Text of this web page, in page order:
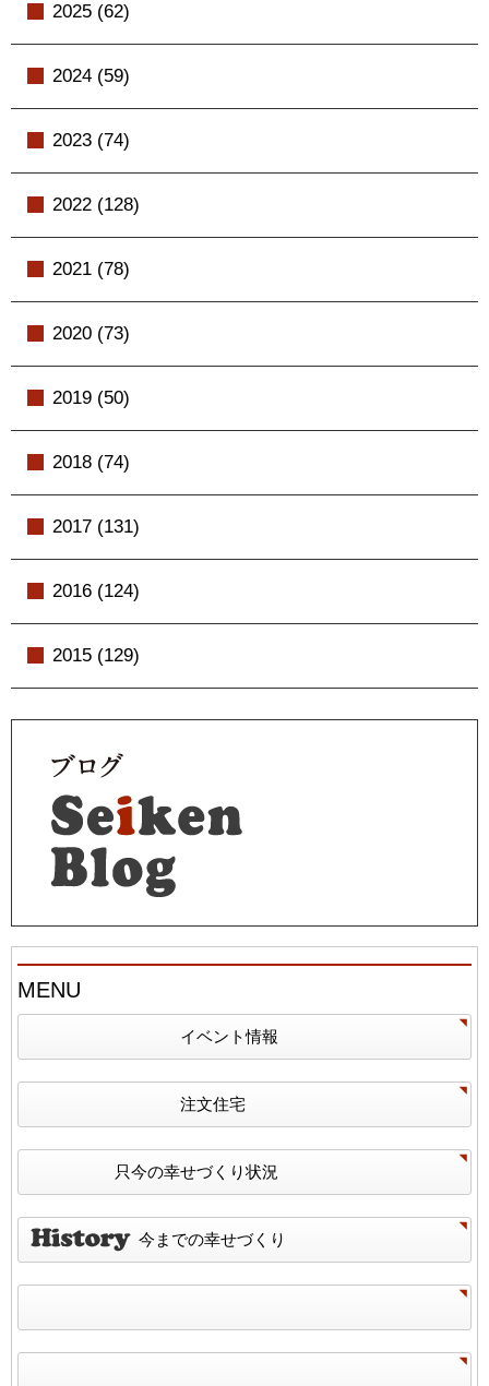
2025 (62)
2024 (59)
2023 (74)
2022 (128)
2021 (78)
2020 (73)
2019 (50)
2018 (74)
2017 (131)
2016 (124)
2015 (129)
MENU
イベント情報
注文住宅
只今の幸せづくり状況
今までの幸せづくり